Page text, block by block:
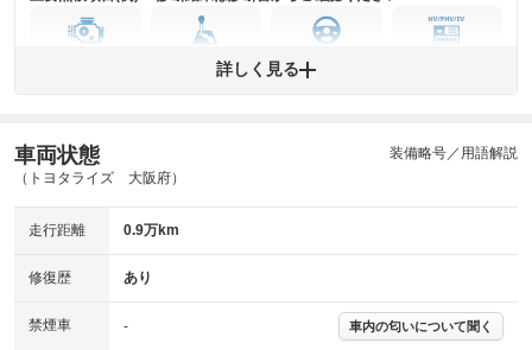
ミッション
ステアリング
ABS その他
※グー故障診断は保証サービスではございません。購入時は必ず現車をご
※実際にお渡しする故障診断書につきましては、形式および表示項目が異
※グー故障診断書はあくまでも実施時点での診断結果となります。将来に
わたり車両状態を担保するものではありませんので、車両情報等の詳細は
詳しく見る
車両状態
（トヨタライズ 大阪府）
装備略号／用語解説
走行距離 0.9万km
修復歴 あり
禁煙車 - 車内の匂いについて聞く